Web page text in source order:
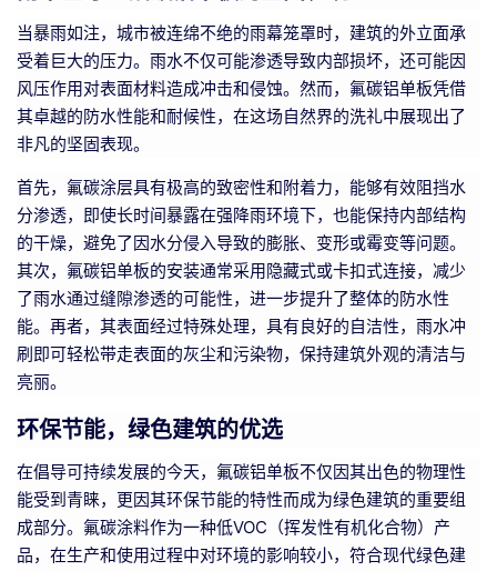
当暴雨如注，城市被连绵不绝的雨幕笼罩时，建筑的外立面承
受着巨大的压力。雨水不仅可能渗透导致内部损坏，还可能因
风压作用对表面材料造成冲击和侵蚀。然而，氟碳铝单板凭借
其卓越的防水性能和耐候性，在这场自然界的洗礼中展现出了
非凡的坚固表现。
首先，氟碳涂层具有极高的致密性和附着力，能够有效阻挡水
分渗透，即使长时间暴露在强降雨环境下，也能保持内部结构
的干燥，避免了因水分侵入导致的膨胀、变形或霉变等问题。
其次，氟碳铝单板的安装通常采用隐藏式或卡扣式连接，减少
了雨水通过缝隙渗透的可能性，进一步提升了整体的防水性
能。再者，其表面经过特殊处理，具有良好的自洁性，雨水冲
刷即可轻松带走表面的灰尘和污染物，保持建筑外观的清洁与
亮丽。
环保节能，绿色建筑的优选
在倡导可持续发展的今天，氟碳铝单板不仅因其出色的物理性
能受到青睐，更因其环保节能的特性而成为绿色建筑的重要组
成部分。氟碳涂料作为一种低VOC（挥发性有机化合物）产
品，在生产和使用过程中对环境的影响较小，符合现代绿色建